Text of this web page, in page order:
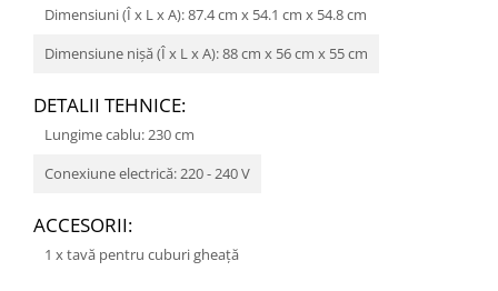
Dimensiuni (Î x L x A): 87.4 cm x 54.1 cm x 54.8 cm
Dimensiune nişă (Î x L x A): 88 cm x 56 cm x 55 cm
DETALII TEHNICE:
Lungime cablu: 230 cm
Conexiune electrică: 220 - 240 V
ACCESORII:
1 x tavă pentru cuburi gheaţă